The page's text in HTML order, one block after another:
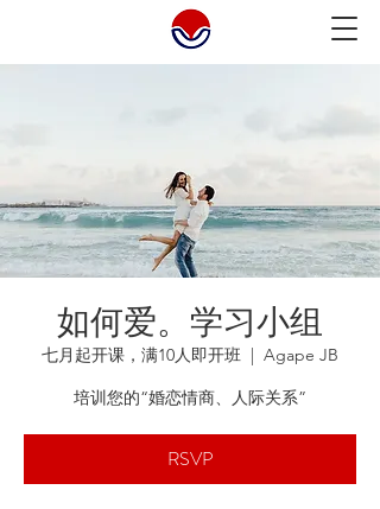
如何爱。学习小组
七月起开课，满10人即开班
  |
Agape JB
培训您的“婚恋情商、人际关系”
RSVP